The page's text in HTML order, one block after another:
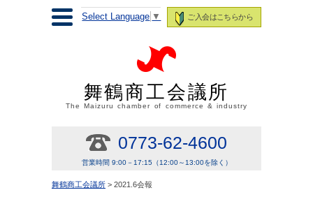
ご入会はこちらから
Select Language ▼
舞鶴商工会議所
The Maizuru chamber of commerce & industry
0773-62-4600
営業時間 9:00－17:15（12:00～13:00を除く）
舞鶴商工会議所 > 2021.6会報